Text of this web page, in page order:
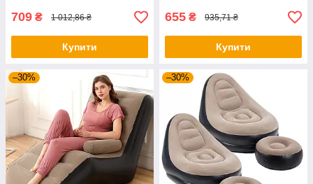
709 ₴ 1 012,86 ₴
Купити
655 ₴ 935,71 ₴
Купити
–30% –30%